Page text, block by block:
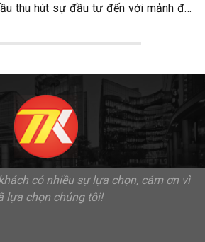
thu hút sự đầu tư đến với mảnh đất
có nhiều sự lựa chọn, cảm ơn vì
lựa chọn chúng tôi!